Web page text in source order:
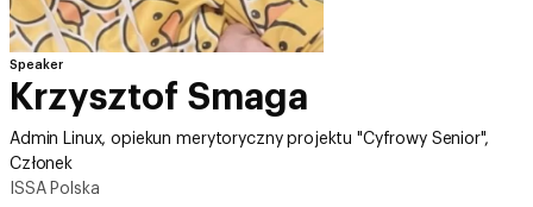
Speaker
Krzysztof Smaga
Admin Linux, opiekun merytoryczny projektu "Cyfrowy Senior",
Członek
ISSA Polska